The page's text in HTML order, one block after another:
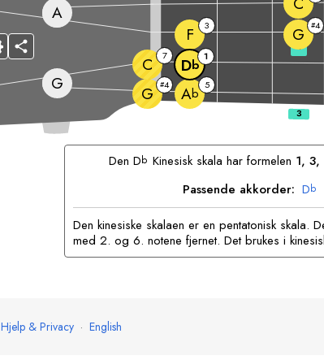
G G #4 Ab 5
C 7 Db 1
F
3 G #4
A
3
DenDb Kinesisk skala har formelen 1,
Passende akkorder: Db
Den kinesiske skalaen er en pentatonisk skala.
med 2. og 6. notene fjernet. Det brukes i
Hjelp & Privacy · English